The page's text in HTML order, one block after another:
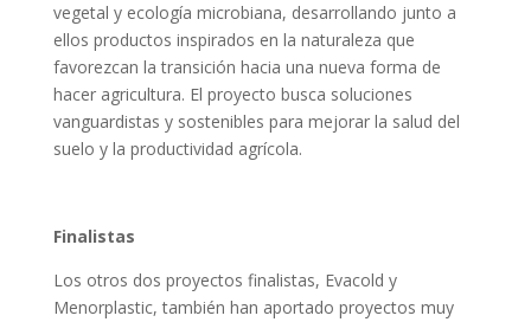
vegetal y ecología microbiana, desarrollando junto a
ellos productos inspirados en la naturaleza que
favorezcan la transición hacia una nueva forma de
hacer agricultura. El proyecto busca soluciones
vanguardistas y sostenibles para mejorar la salud del
suelo y la productividad agrícola.
Finalistas
Los otros dos proyectos finalistas, Evacold y
Menorplastic, también han aportado proyectos muy